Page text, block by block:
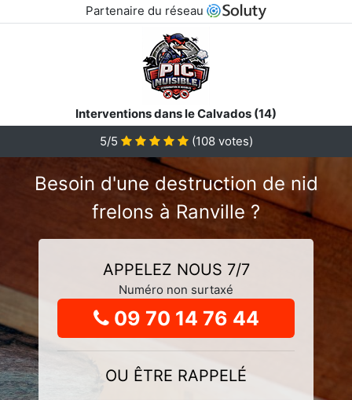
Partenaire du réseau
Interventions dans le Calvados (14)
5/5 (108votes)
Besoin d'une destruction de nid
frelons à Ranville ?
APPELEZ NOUS 7/7
Numéro non surtaxé
09 70 14 76 44
OU ÊTRE RAPPELÉ